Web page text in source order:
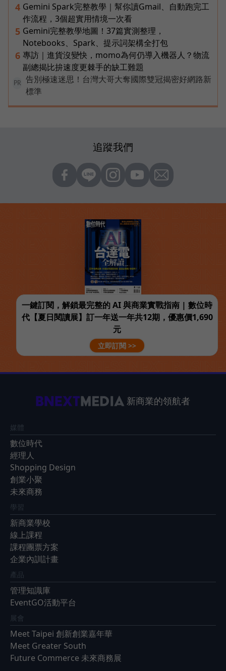
4 Gemini Spark完整教學｜幫你讀Gmail、自動跑完工
作流程，3個超實用情境一次看
5 Gemini完整教學地圖！37篇實測整理，
Notebooks、Spark、提示詞架構全打包
6 專訪｜進貨沒變快，momo為何仍導入機器人？物流
副總揭比拚速度更棘手的缺工難題
PR
告別極速迷思！台灣大哥大奪國際雙冠揭密好網路新
標準
追蹤我們
一鍵訂閱，解鎖最完整的 AI 與商業實戰指南 | 數位時
代【夏日閱讀展】訂一年送一年共12期，優惠價1,690
元
立即訂閱 >>
新商業的領航者
媒體
數位時代
經理人
Shopping Design
創業小聚
未來商務
學習
新商業學校
線上課程
課程團票方案
企業內訓計畫
產品
管理知識庫
EventGO活動平台
展會
Meet Taipei 創新創業嘉年華
Meet Greater South
Future Commerce 未來商務展